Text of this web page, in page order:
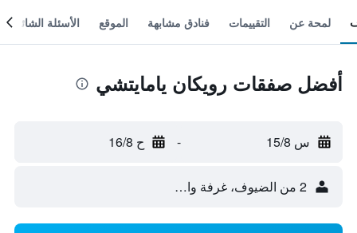
لمحة عن التقييمات فنادق مشابهة الموقع الأسئلة الشائعة
أفضل صفقات رويكان يامايتشي
س 15/8 - ح 16/8
2 من الضيوف، غرفة واحدة